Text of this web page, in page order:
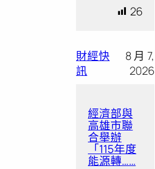
26
財經快
訊
8 月 7,
2026
經濟部與
高雄市聯
合舉辦
「115年度
能源轉……